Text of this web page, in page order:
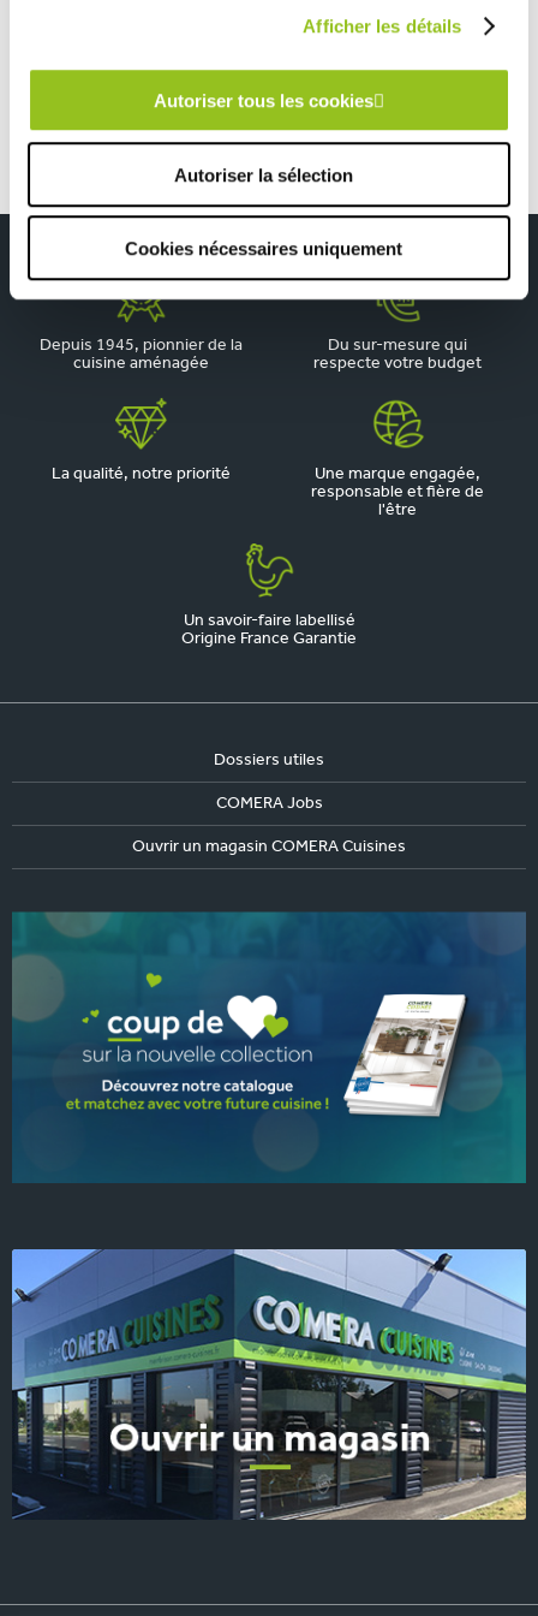
Afficher les détails
Autoriser tous les cookies
Autoriser la sélection
Cookies nécessaires uniquement
Cuisine moderne conviviale et fonctionnelle blanche et
grise
Depuis 1945, pionnier de la
cuisine aménagée
Du sur-mesure qui
respecte votre budget
La qualité, notre priorité
Une marque engagée,
responsable et fière de
l'être
Un savoir-faire labellisé
Origine France Garantie
Dossiers utiles
COMERA Jobs
Ouvrir un magasin COMERA Cuisines